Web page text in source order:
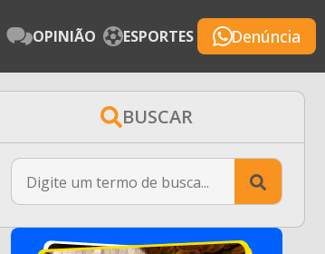
OPINIÃO ESPORTES Denúncia
BUSCAR
for: